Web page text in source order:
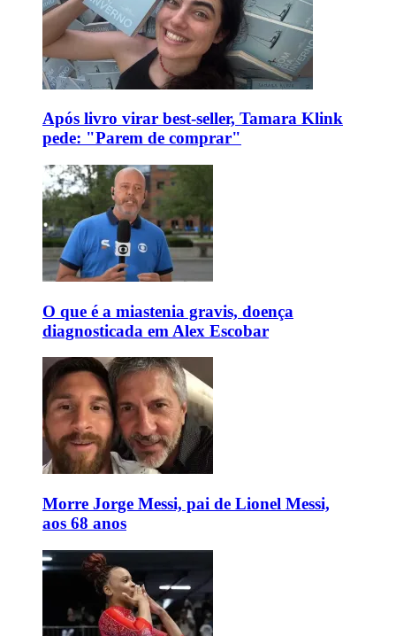
Após livro virar best-seller, Tamara Klink
pede: "Parem de comprar"
O que é a miastenia gravis, doença
diagnosticada em Alex Escobar
Morre Jorge Messi, pai de Lionel Messi,
aos 68 anos